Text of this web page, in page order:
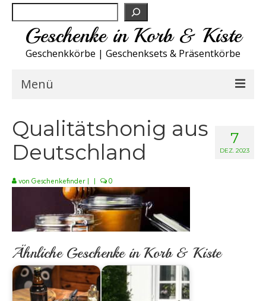
Geschenke in Korb & Kiste
Geschenkkörbe | Geschenksets & Präsentkörbe
Menü
Küche A-Z
Spirituosen
Sport
Wohnen
7
DEZ. 2023
Qualitätshonig aus
Deutschland
von Geschenkefinder | | 0
Ähnliche Geschenke in Korb & Kiste